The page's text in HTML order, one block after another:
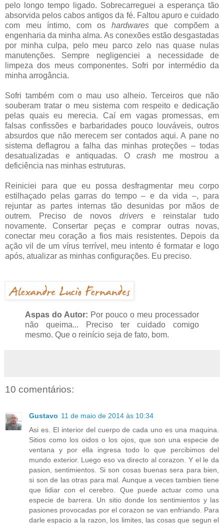
pelo longo tempo ligado. Sobrecarreguei a esperança tão
absorvida pelos cabos antigos da fé. Faltou apuro e cuidado
com meu íntimo, com os hardwaresque compõem a
engenharia da minha alma. As conexões estão desgastadas
por minha culpa, pelo meu parco zelo nas quase nulas
manutenções. Sempre negligenciei a necessidade de
limpeza dos meus componentes. Sofri por intermédio da
minha arrogância.
Sofri também com o mau uso alheio. Terceiros que não
souberam tratar o meu sistema com respeito e dedicação
pelas quais eu merecia. Caí em vagas promessas, em
falsas confissões e barbaridades pouco louváveis, outros
absurdos que não merecem ser contados aqui. A pane no
sistema deflagrou a falha das minhas proteções – todas
desatualizadas e antiquadas. O crash me mostrou a
deficiência nas minhas estruturas.
Reiniciei para que eu possa desfragmentar meu corpo
estilhaçado pelas garras do tempo ­–­­­ e da vida ­­–, para
rejuntar as partes internas tão desunidas por mãos de
outrem. Preciso de novos driverse reinstalar tudo
novamente. Consertar peças e comprar outras novas,
conectar meu coração a fios mais resistentes. Depois da
ação vil de um vírus terrível, meu intento é formatar e logo
após, atualizar as minhas configurações. Eu preciso.
Aspas do Autor: Por pouco o meu processador
não queima... Preciso ter cuidado comigo
mesmo. Que o reinício seja de fato, bom.
10 comentários:
Gustavo 11 de maio de 2014 às 10:34
Asi es. El interior del cuerpo de cada uno es una maquina.
Sitios como los oidos o los ojos, que son una especie de
ventana y por ella ingresa todo lo que percibimos del
mundo exterior. Luego eso va directo al corazon. Y el le da
pasion, sentimientos. Si son cosas buenas sera para bien,
si son de las otras para mal. Aunque a veces tambien tiene
que lidiar con el cerebro. Que puede actuar como una
especie de barrera. Un sitio donde los sentimientos y las
pasiones provocadas por el corazon se van enfriando. Para
darle espacio a la razon, los limites, las cosas que segun el